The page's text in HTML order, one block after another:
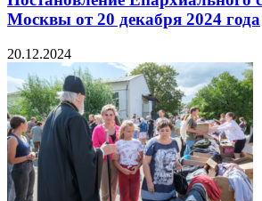
Москвы от 20 декабря 2024 года
20.12.2024